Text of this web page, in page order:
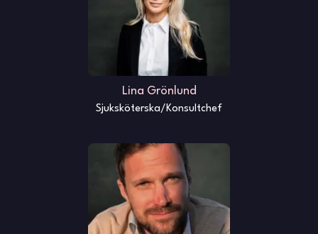
Lina Grönlund
Sjuksköterska/Konsultchef